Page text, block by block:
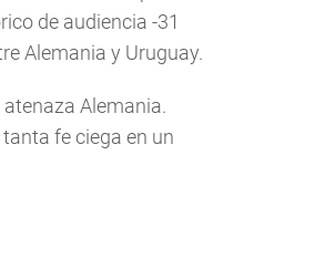
de audiencia -31
Alemania y Uruguay.
Alemania.
fe ciega en un